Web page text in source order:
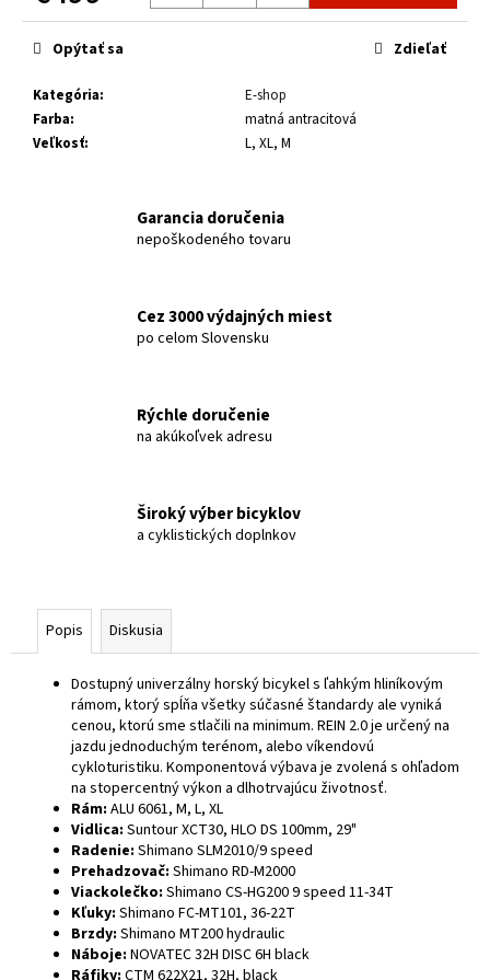
Jednotková
cena:
Kategória:
E-shop
Farba:
matná antracitová
Veľkosť: L, XL, M
Opýtať sa Zdieľať
Garancia doručenia
nepoškodeného tovaru
Cez 3000 výdajných miest
po celom Slovensku
Rýchle doručenie
na akúkoľvek adresu
Široký výber bicyklov
a cyklistických doplnkov
Popis Diskusia
Dostupný univerzálny horský bicykel s ľahkým hliníkovým
rámom, ktorý spĺňa všetky súčasné štandardy ale vyniká
cenou, ktorú sme stlačili na minimum. REIN 2.0 je určený na
jazdu jednoduchým terénom, alebo víkendovú
cykloturistiku. Komponentová výbava je zvolená s ohľadom
na stopercentný výkon a dlhotrvajúcu životnosť.
Rám: ALU 6061, M, L, XL
Vidlica: Suntour XCT30, HLO DS 100mm, 29"
Radenie: Shimano SLM2010/9 speed
Prehadzovač: Shimano RD-M2000
Viackolečko: Shimano CS-HG200 9 speed 11-34T
Kľuky: Shimano FC-MT101, 36-22T
Brzdy: Shimano MT200 hydraulic
Náboje: NOVATEC 32H DISC 6H black
Ráfiky: CTM 622X21, 32H, black
a
m
BICYKEL
SVETLORUŽOVÁ